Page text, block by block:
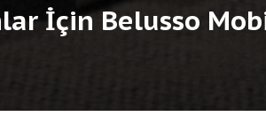
İçin Belusso